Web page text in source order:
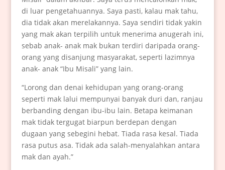
di luar pengetahuannya. Saya pasti, kalau mak tahu,
dia tidak akan merelakannya. Saya sendiri tidak yakin
yang mak akan terpilih untuk menerima anugerah ini,
sebab anak- anak mak bukan terdiri daripada orang-
orang yang disanjung masyarakat, seperti lazimnya
anak- anak “Ibu Misali” yang lain.
“Lorong dan denai kehidupan yang orang-orang
seperti mak lalui mempunyai banyak duri dan, ranjau
berbanding dengan ibu-ibu lain. Betapa keimanan
mak tidak tergugat biarpun berdepan dengan
dugaan yang sebegini hebat. Tiada rasa kesal. Tiada
rasa putus asa. Tidak ada salah-menyalahkan antara
mak dan ayah.”